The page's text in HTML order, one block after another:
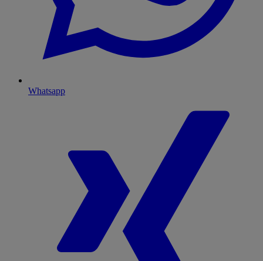
Whatsapp